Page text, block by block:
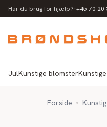
Har du brug for hjælp?·+45 70 20
JulKunstige blomster
Forside